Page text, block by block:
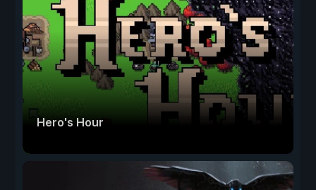
Hero's Hour